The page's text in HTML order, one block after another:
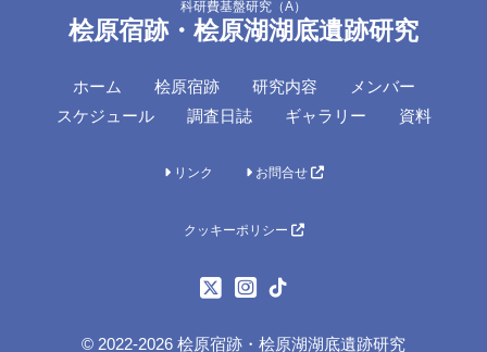
科研費基盤研究（A）
桧原宿跡・桧原湖湖底遺跡研究
ホーム 桧原宿跡 研究内容
メンバー
スケジュール
調査日誌 ギャラリー 資料
リンク お問合せ
クッキーポリシー
© 2022-2026 桧原宿跡・桧原湖湖底遺跡研究